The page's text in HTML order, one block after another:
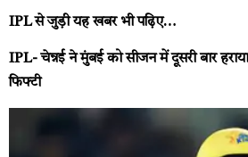
IPL से जुड़ी यह खबर भी पढ़िए…
IPL- चेन्नई ने मुंबई को सीजन में दूसरी बार
फिफ्टी